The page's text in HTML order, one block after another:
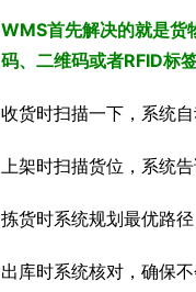
WMS首先解决的就是货
码、二维码或者RFID标签
收货时扫描一下，系统
上架时扫描货位，系统
拣货时系统规划最优路
出库时系统核对，确保不